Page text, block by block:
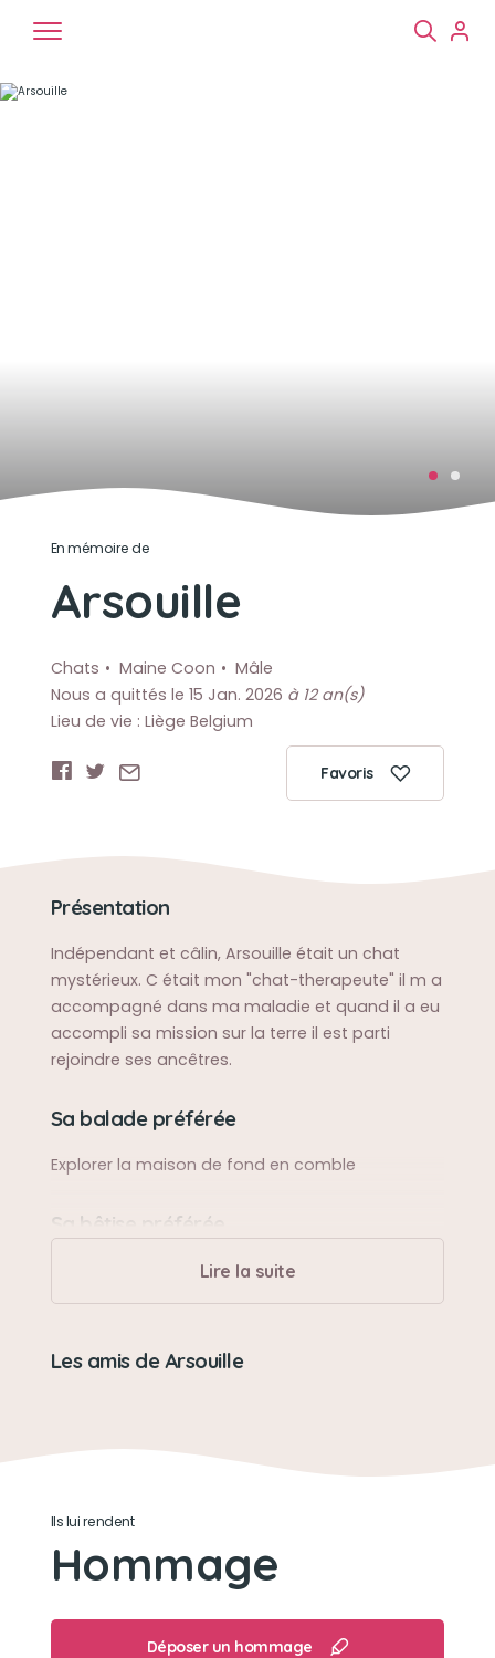
En mémoire de
Arsouille
Chats Maine Coon
Mâle
Nous a quittés le 15 Jan. 2026 à 12 an(s)
Lieu de vie : Liège Belgium
Favoris
Présentation
Indépendant et câlin, Arsouille était un chat
mystérieux. C était mon "chat-therapeute" il m a
accompagné dans ma maladie et quand il a eu
accompli sa mission sur la terre il est parti
rejoindre ses ancêtres.
Sa balade préférée
Explorer la maison de fond en comble
Sa bêtise préférée
Tapé de la patte toutes griffes dehors
Doux, bavard et félin
Un serpent 🐍 et une botte de père Noël 🤶
La sieste sur son pilou préféré
Lire la suite
Les amis de Arsouille
Ils lui rendent
Hommage
Déposer un hommage